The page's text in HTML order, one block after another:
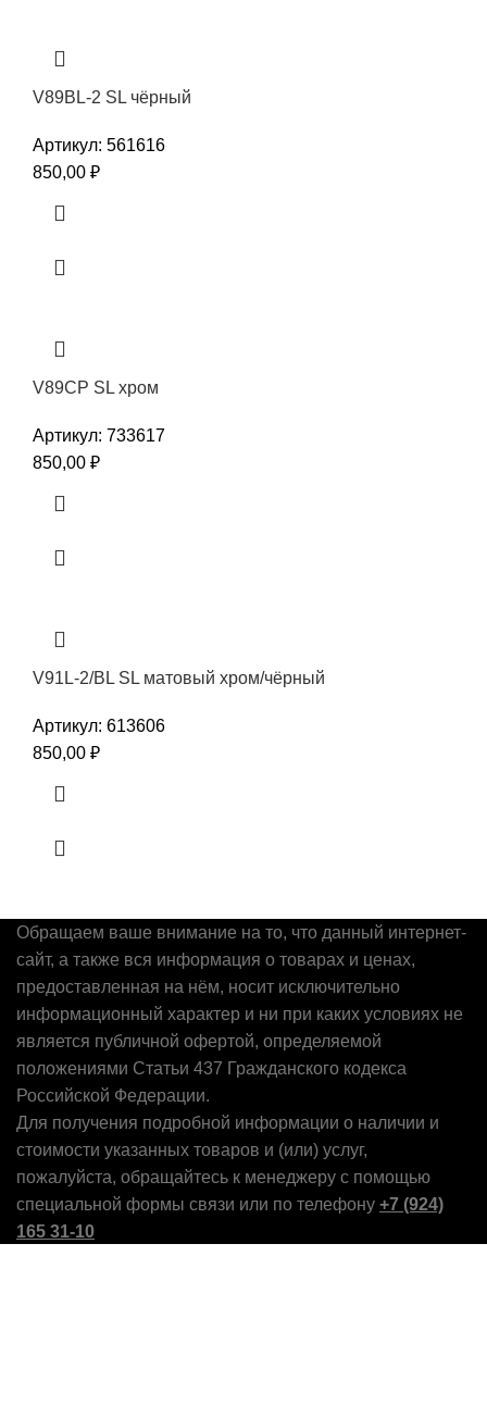
V89BL-2 SL чёрный
Артикул: 561616
850,00 ₽
V89CP SL хром
Артикул: 733617
850,00 ₽
V91L-2/BL SL матовый хром/чёрный
Артикул: 613606
850,00 ₽
Обращаем ваше внимание на то, что данный интернет-
сайт, а также вся информация о товарах и ценах,
предоставленная на нём, носит исключительно
информационный характер и ни при каких условиях не
является публичной офертой, определяемой
положениями Статьи 437 Гражданского кодекса
Российской Федерации.
Для получения подробной информации о наличии и
стоимости указанных товаров и (или) услуг,
пожалуйста, обращайтесь к менеджеру с помощью
специальной формы связи или по телефону +7 (924)
165 31-10